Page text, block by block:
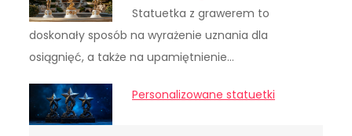
Statuetka z grawerem to
doskonały sposób na wyrażenie uznania dla
osiągnięć, a także na upamiętnienie…
Personalizowane statuetki